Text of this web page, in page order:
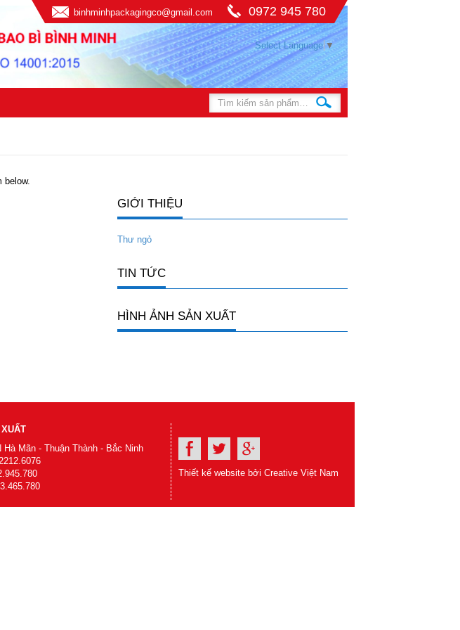
binhminhpackagingco@gmail.com 0972 945 780
Select Language ▼
below.
GIỚI THIỆU
Thư ngỏ
TIN TỨC
HÌNH ẢNH SẢN XUẤT
Mãn - Thuận Thành - Bắc Ninh
Thiết kế website bởi Creative Việt Nam